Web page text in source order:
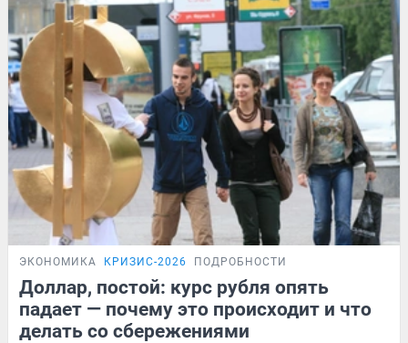
ЭКОНОМИКА КРИЗИС-2026 ПОДРОБНОСТИ
Доллар, постой: курс рубля опять
падает — почему это происходит и что
делать со сбережениями